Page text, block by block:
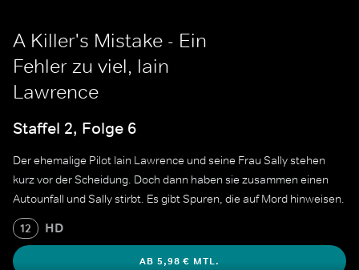
A Killer's Mistake - Ein
Fehler zu viel, Iain
Lawrence
Staffel 2, Folge 6
Der ehemalige Pilot Iain Lawrence und seine Frau Sally stehen
kurz vor der Scheidung. Doch dann haben sie zusammen einen
Autounfall und Sally stirbt. Es gibt Spuren, die auf Mord hinweisen.
12 HD
AB 5,98 € MTL.